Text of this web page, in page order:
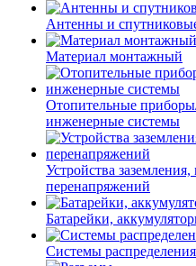
Антенны и
Материал монтажный
Отопительные
инженерные системы
Устройства
перенапряжений
Батарейки,
Системы